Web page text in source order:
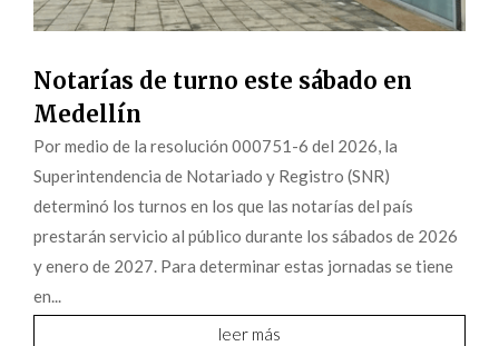
Notarías de turno este sábado en
Medellín
Por medio de la resolución 000751-6 del 2026, la
Superintendencia de Notariado y Registro (SNR)
determinó los turnos en los que las notarías del país
prestarán servicio al público durante los sábados de 2026
y enero de 2027. Para determinar estas jornadas se tiene
en...
leer más